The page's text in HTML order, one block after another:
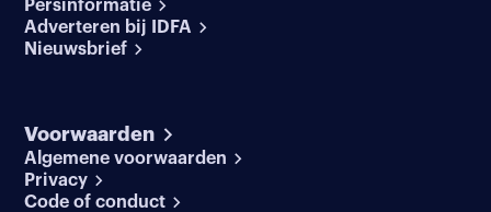
Persinformatie
Adverteren bij IDFA
Nieuwsbrief
Voorwaarden
Algemene voorwaarden
Privacy
Code of conduct